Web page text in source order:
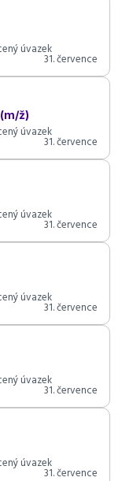
úvazek
31. července
ž)
úvazek
31. července
úvazek
31. července
úvazek
31. července
úvazek
31. července
úvazek
31. července